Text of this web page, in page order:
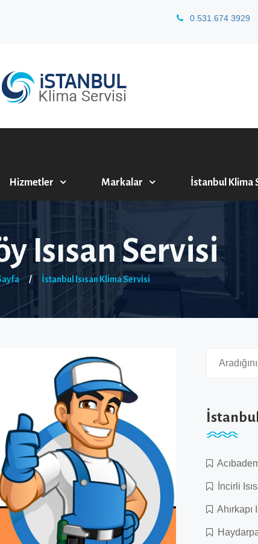
0.531.674 3929
Hizmetler Markalar İstanbul Klima
Isısan Servisi
/ İstanbul Isısan Klima Servisi
İncirli
Ahırkapı